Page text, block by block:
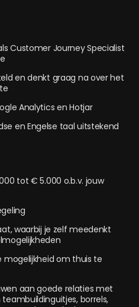
Customer Journey Specialist
en denkt graag na over het
Analytics en Hotjar
en Engelse taal uitstekend
tot € 5.000 o.b.v. jouw
waarbij je zelf meedenkt
mogelijkheid om thuis te
aan goede relaties met
borrels,